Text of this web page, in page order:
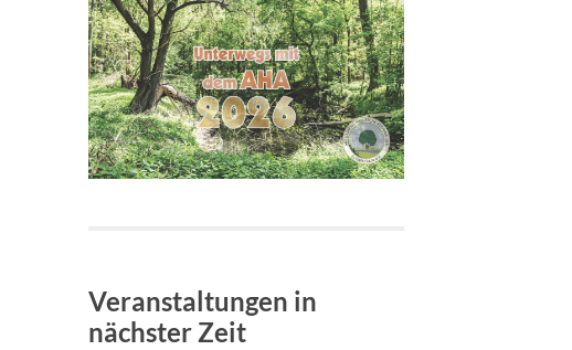
Veranstaltungen in
nächster Zeit